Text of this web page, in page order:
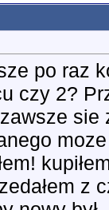
po raz
czy 2?
sie
z